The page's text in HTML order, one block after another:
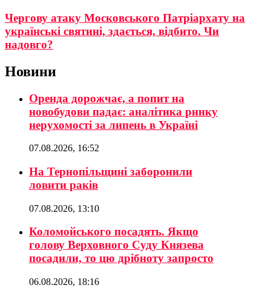
Чергову атаку Московського Патріархату на
українські святині, здається, відбито. Чи
надовго?
Новини
Оренда дорожчає, а попит на
новобудови падає: аналітика ринку
нерухомості за липень в Україні
07.08.2026, 16:52
На Тернопільщині заборонили
ловити раків
07.08.2026, 13:10
Коломойського посадять. Якщо
голову Верховного Суду Князева
посадили, то цю дрібноту запросто
06.08.2026, 18:16